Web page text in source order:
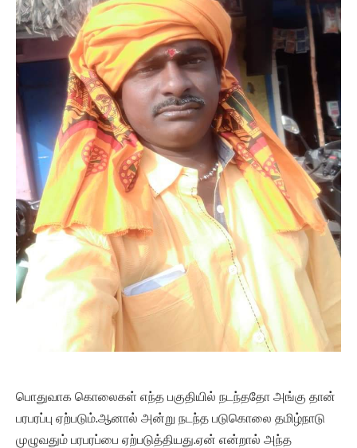
பொதுவாக கொலைகள் எந்த பகுதியில் நடந்ததோ அங்கு தான்
பரபரப்பு ஏற்படும்.ஆனால் அன்று நடந்த படுகொலை தமிழ்நாடு
முழுவதும் பரபரப்பை ஏற்படுத்தியது.ஏன் என்றால் அந்த